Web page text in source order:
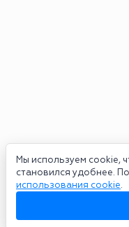
Мы используем cookie,
становился удобнее.
использования cookie.